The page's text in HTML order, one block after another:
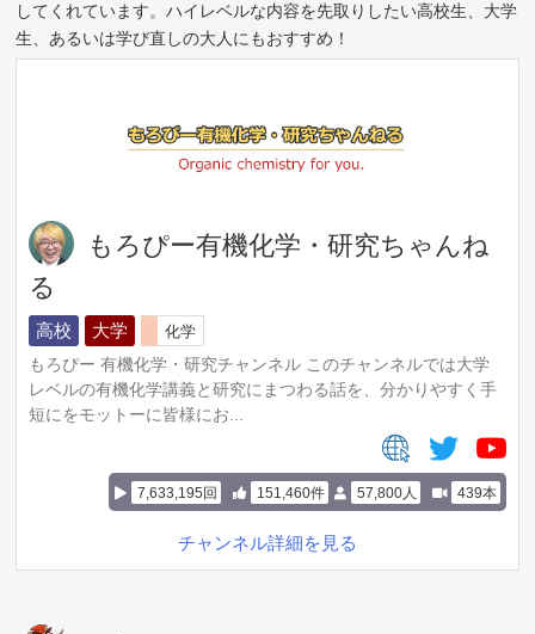
してくれています。ハイレベルな内容を先取りしたい高校生、大学
生、あるいは学び直しの大人にもおすすめ！
もろぴー有機化学・研究ちゃんね
る
高校 大学
化学
もろぴー 有機化学・研究チャンネル このチャンネルでは大学
レベルの有機化学講義と研究にまつわる話を、分かりやすく手
短にをモットーに皆様にお...
57,800人 439本
7,633,195回 151,460件
チャンネル詳細を見る